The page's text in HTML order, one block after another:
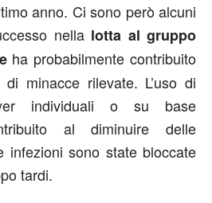
anno. Ci sono però alcuni
nella lotta al gruppo
ha probabilmente contribuito
minacce rilevate. L’uso di
individuali o su base
al diminuire delle
infezioni sono state bloccate
tardi.